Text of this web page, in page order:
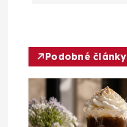
c
e
p
Podobné články